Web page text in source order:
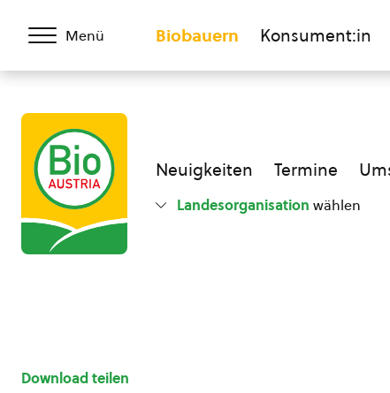
Menü Biobauern Konsument:in
Neuigkeiten Termine
Landesorganisation wählen
Download teilen